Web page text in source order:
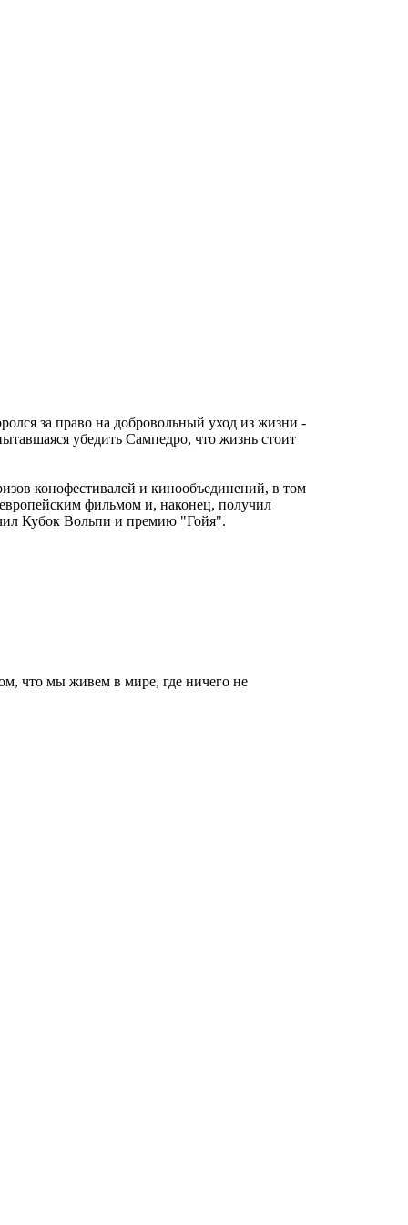
за право на добровольный уход из жизни -
убедить Сампедро, что жизнь стоит
конофестивалей и кинообъединений, в том
фильмом и, наконец, получил
Кубок Вольпи и премию "Гойя".
что мы живем в мире, где ничего не